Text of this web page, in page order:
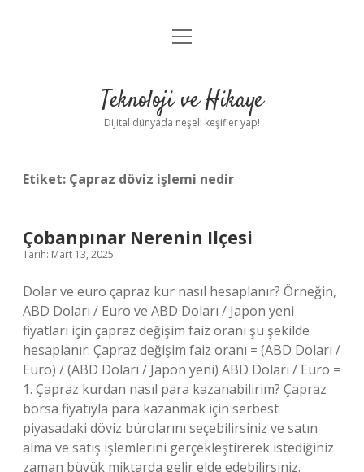
Anasayfa
Yasal Uyarı
menüyü
Teknoloji ve Hikaye
Dijital dünyada neşeli keşifler yap!
Etiket: Çapraz döviz işlemi nedir
Çobanpınar Nerenin Ilçesi
Tarih: Mart 13, 2025
Dolar ve euro çapraz kur nasıl hesaplanır? Örneğin,
ABD Doları / Euro ve ABD Doları / Japon yeni
fiyatları için çapraz değişim faiz oranı şu şekilde
hesaplanır: Çapraz değişim faiz oranı = (ABD Doları /
Euro) / (ABD Doları / Japon yeni) ABD Doları / Euro =
1. Çapraz kurdan nasıl para kazanabilirim? Çapraz
borsa fiyatıyla para kazanmak için serbest
piyasadaki döviz bürolarını seçebilirsiniz ve satın
alma ve satış işlemlerini gerçekleştirerek istediğiniz
zaman büyük miktarda gelir elde edebilirsiniz.